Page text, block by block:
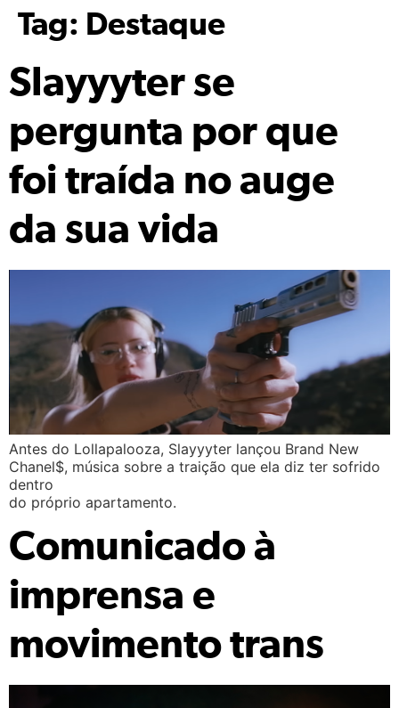
Tag: Destaque
Slayyyter se
pergunta por que
foi traída no auge
da sua vida
Antes do Lollapalooza, Slayyyter lançou Brand New
Chanel$, música sobre a traição que ela diz ter sofrido
dentro
do próprio apartamento.
Comunicado à
imprensa e
movimento trans